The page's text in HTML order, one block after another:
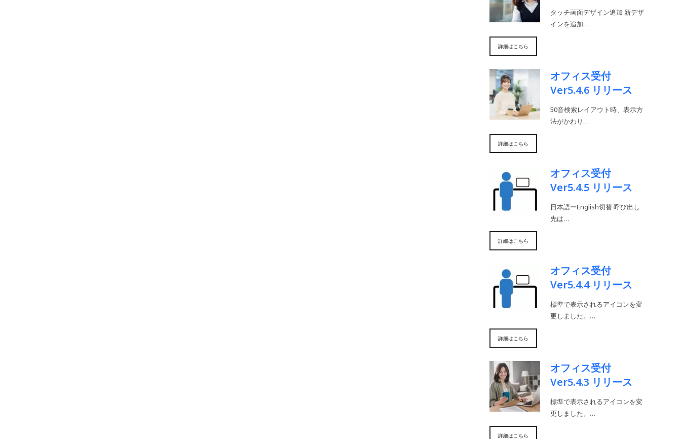
タッチ画面デザイン追加 新デザ
インを追加…
詳細はこちら
オフィス受付
Ver5.4.6 リリース
50音検索レイアウト時、表示方
法がかわり…
詳細はこちら
オフィス受付
Ver5.4.5 リリース
日本語ーEnglish切替 呼び出し
先は…
詳細はこちら
オフィス受付
Ver5.4.4 リリース
標準で表示されるアイコンを変
更しました。…
詳細はこちら
オフィス受付
Ver5.4.3 リリース
標準で表示されるアイコンを変
更しました。…
詳細はこちら